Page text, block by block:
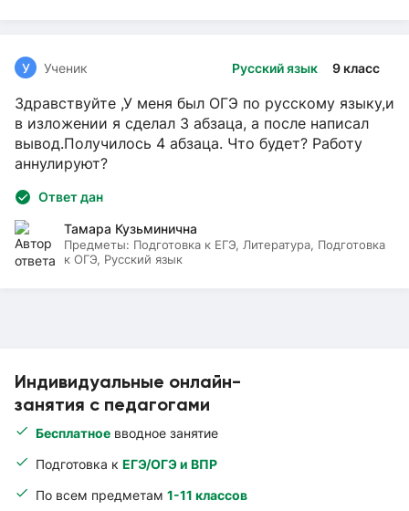
Индивидуальные онлайн-
занятия с педагогами
Бесплатное вводное занятие
Подготовка к ЕГЭ/ОГЭ и ВПР
По всем предметам 1-11 классов
Русский язык 9 класс
У Ученик
Здравствуйте ,У меня был ОГЭ по русскому языку,и
в изложении я сделал 3 абзаца, а после написал
вывод.Получилось 4 абзаца. Что будет? Работу
аннулируют?
Ответ дан
Тамара Кузьминична
Предметы: Подготовка к ЕГЭ, Литература, Подготовка
к ОГЭ, Русский язык